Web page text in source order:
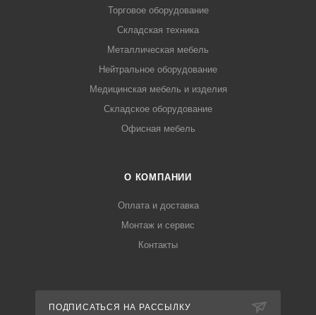
Торговое оборудование
Складская техника
Металлическая мебель
Нейтральное оборудование
Медицинская мебель и изделия
Складское оборудование
Офисная мебель
О КОМПАНИИ
Оплата и доставка
Монтаж и сервис
Контакты
ПОДПИСАТЬСЯ НА РАССЫЛКУ